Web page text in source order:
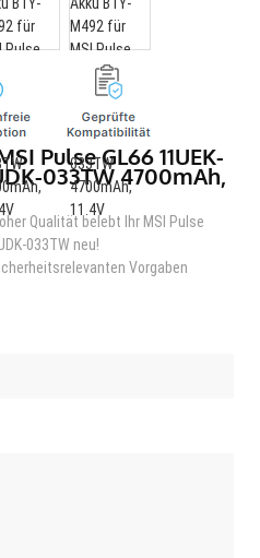
Pulse GL66 11UEK-
033TW 4700mAh,
Qualität belebt Ihr MSI Pulse
033TW neu!
Vorgaben